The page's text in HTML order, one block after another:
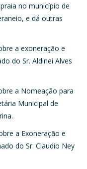
no município de
e dá outras
a exoneração e
do Sr. Aldinei Alves
a Nomeação para
Municipal de
a Exoneração e
do Sr. Claudio Ney